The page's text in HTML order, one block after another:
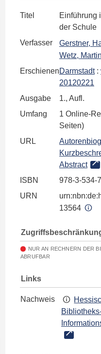
Titel
Einführung
der Schule
Verfasser
Gerstner,
Wetz,
ErschienenDarmstadt:
20120221
Ausgabe
1., Aufl.
Umfang
1 Online-
Seiten)
URL
Abstract
ISBN
978-3-534-
URN
13564
NUR AN RECHNERN DER
ABRUFBAR
Links
Nachweis